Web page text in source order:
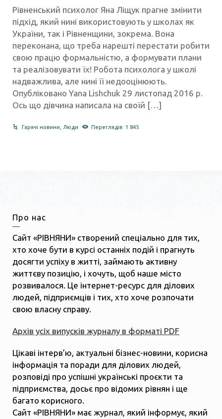
Рівненський психолог Яна Ліщук прагне змінити
підхід, який нині використовують у школах як
України, так і Рівненщини, зокрема. Вона
переконана, що треба нарешті перестати робити
свою працю формальністю, а формувати плани
та реалізовувати їх! Робота психолога у школі
надважлива, але нині її недооцінюють.
Опубліковано Yana Lishchuk 29 листопад 2016 р.
Ось що дівчина написала на своїй […]
Гарячі новини Люди Переглядів: 1 845
Про нас
Сайт «РІВНЯНИ» створений спеціально для тих,
хто хоче бути в курсі останніх подій і прагнуть
досягти успіху в житті, займають активну
життєву позицію, і хочуть, щоб наше місто
розвивалося. Це інтернет-ресурс для ділових
людей, підприємців і тих, хто хоче розпочати
свою власну справу.
Архів усіх випусків журналу в форматі PDF
Цікаві інтерв’ю, актуальні бізнес-новини, корисна
інформація та поради для ділових людей,
розповіді про успішні українські проєкти та
підприємства, досьє про відомих рівнян і ще
багато корисного.
Сайт «РІВНЯНИ» має журнал, який інформує, який